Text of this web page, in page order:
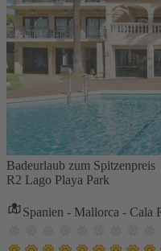
Badeurlaub zum Spitzenpreis
R2 Lago Playa Park
Spanien - Mallorca - Cala